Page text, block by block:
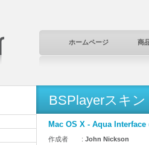
ホームページ 商
BSPlayerスキン
Mac OS X - Aqua
作成者 : John Nickson